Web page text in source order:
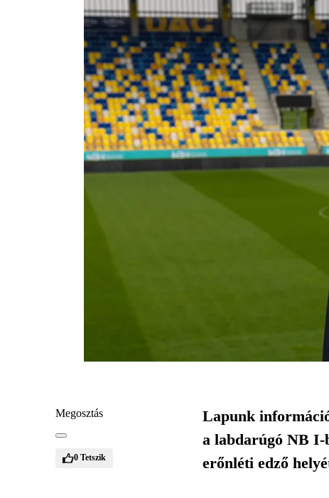
Megosztás
0 Tetszik
Lapunk
a labdarúgó NB I-
erőnléti edző